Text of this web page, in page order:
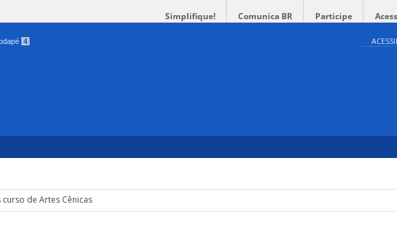
Simplifique! Comunica BR Participe
4
de Artes Cênicas